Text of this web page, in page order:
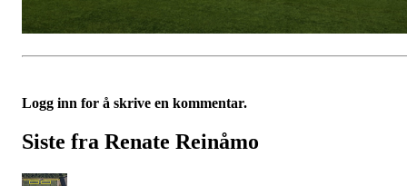
Logg inn for å skrive en kommentar.
Siste fra Renate Reinåmo